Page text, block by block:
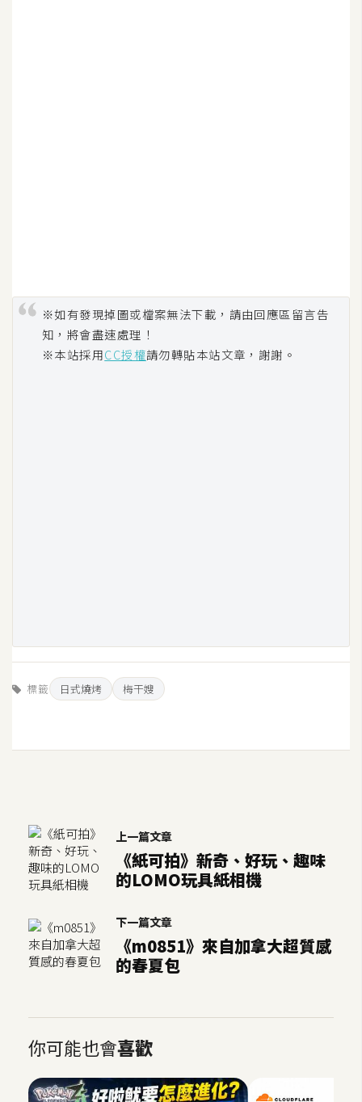
※如有發現掉圖或檔案無法下載，請由回應區留言告
知，將會盡速處理！
※本站採用CC授權請勿轉貼本站文章，謝謝。
標籤 日式燒烤 梅干嫂
上一篇文章
《紙可拍》新奇、好玩、趣味
的LOMO玩具紙相機
下一篇文章
《m0851》來自加拿大超質感
的春夏包
你可能也會喜歡